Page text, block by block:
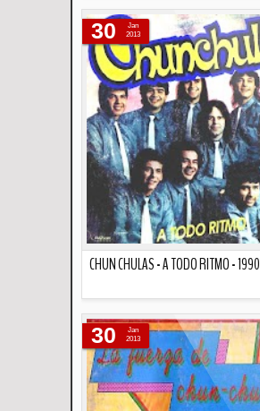
CHUN CHULAS - A TODO RITMO - 1990
30
Jan
2013
30
Jan
2013